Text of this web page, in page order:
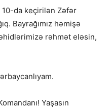
10-da keçirilən Zəfər
Bayrağımız həmişə
rəhmət eləsin,
Yaşasın